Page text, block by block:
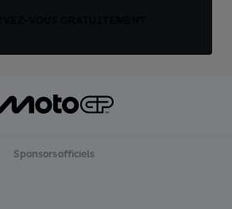
Sponsors officiels